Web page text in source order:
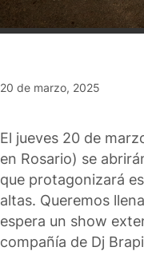
20 de marzo, 2025
El jueves 20 de
en Rosario) se
que protagonizará
altas. Queremos
espera un show
compañía de Dj